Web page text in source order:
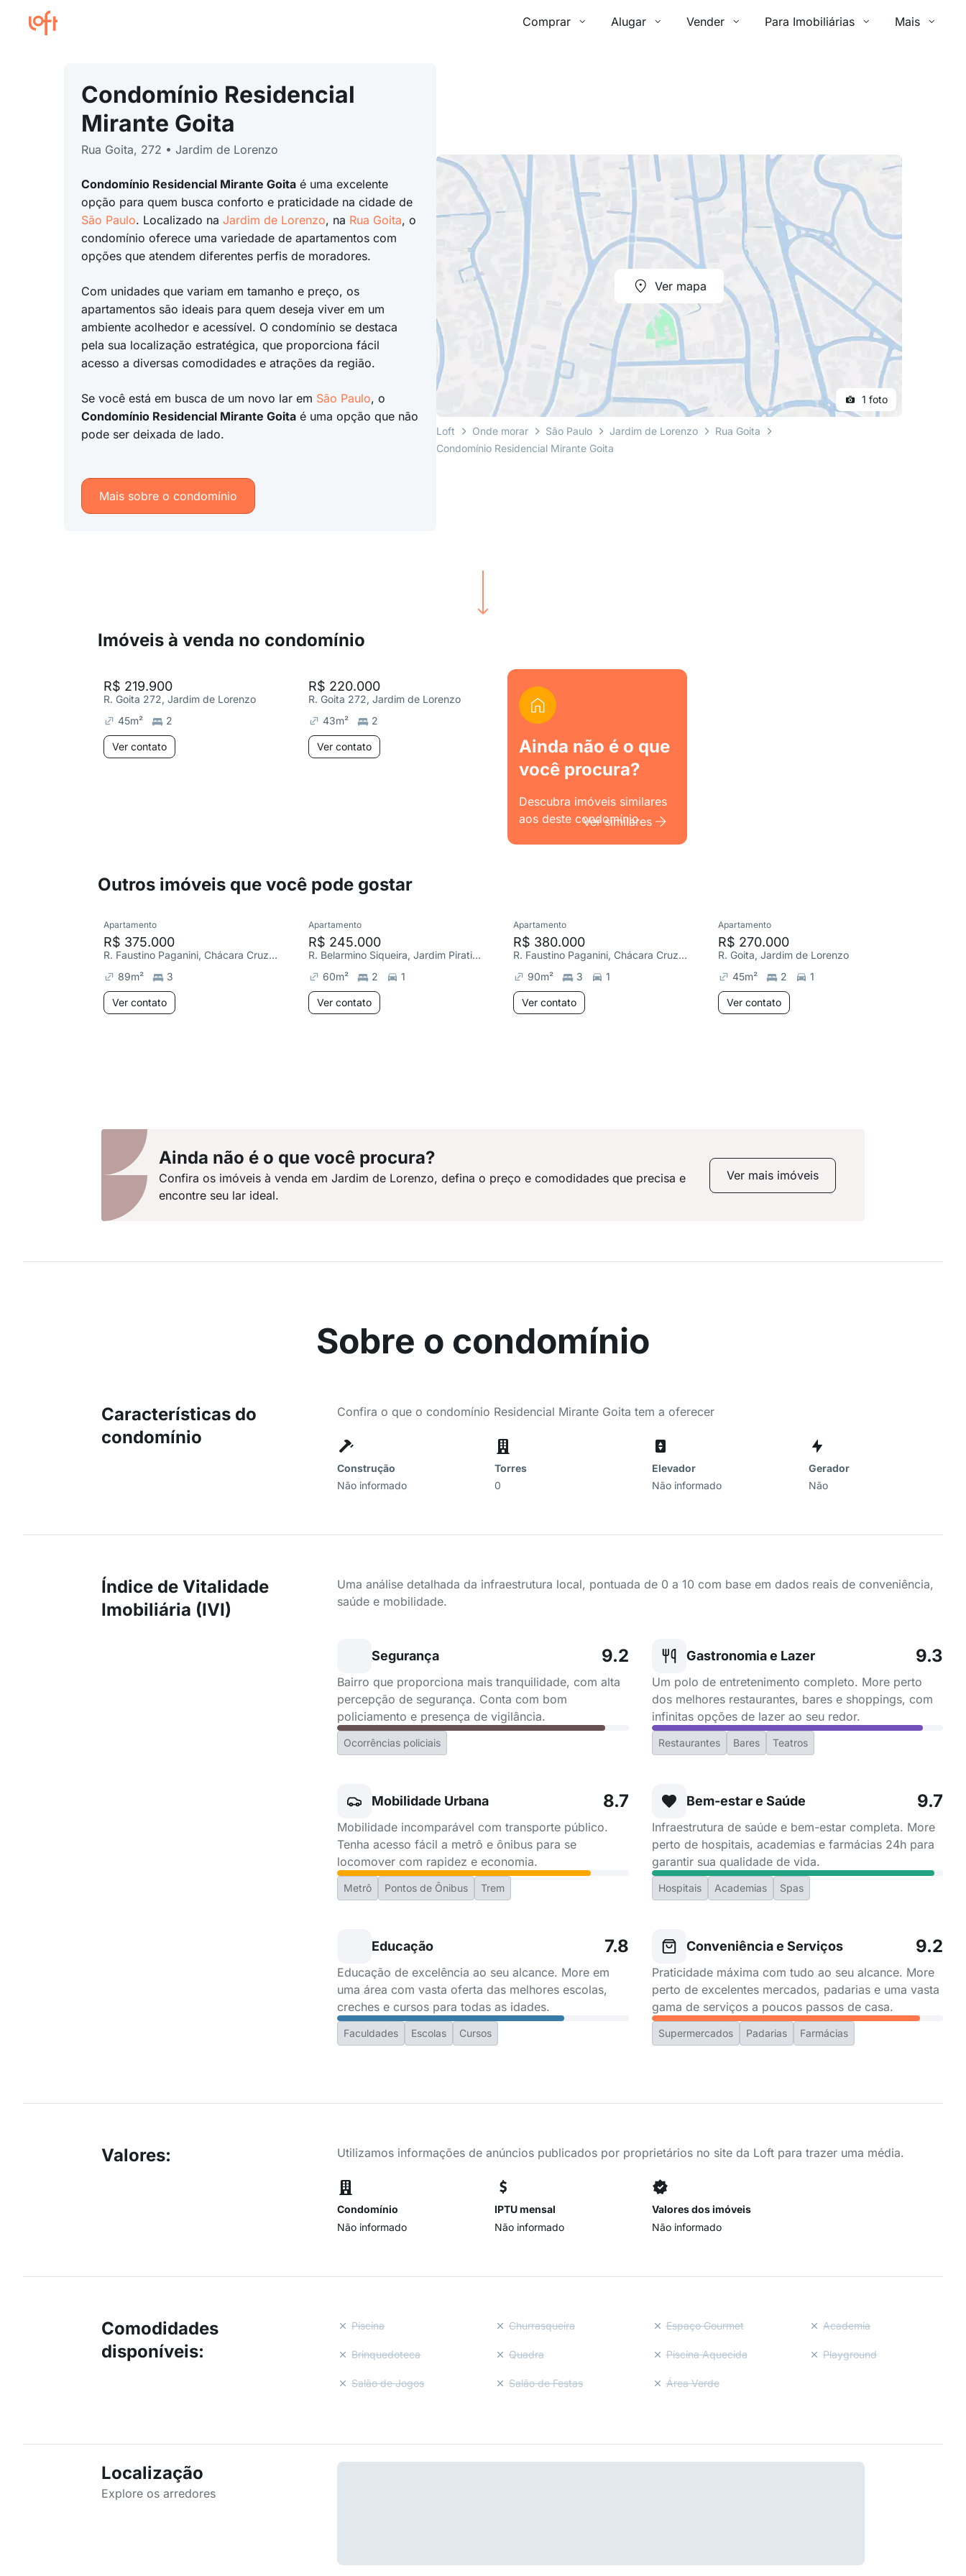
Comprar Alugar Vender Para Imobiliárias Mais
Condomínio Residencial
Mirante Goita
Rua Goita, 272 • Jardim de Lorenzo
Condomínio Residencial Mirante Goitaé uma excelente
opção para quem busca conforto e praticidade na cidade de
São Paulo. Localizado na Jardim de Lorenzo, na Rua Goita, o
condomínio oferece uma variedade de apartamentos com
opções que atendem diferentes perfis de moradores.
Com unidades que variam em tamanho e preço, os
apartamentos são ideais para quem deseja viver em um
ambiente acolhedor e acessível. O condomínio se destaca
pela sua localização estratégica, que proporciona fácil
acesso a diversas comodidades e atrações da região.
Se você está em busca de um novo lar em São Paulo, o
Condomínio Residencial Mirante Goitaé uma opção que não
pode ser deixada de lado.
Mais sobre o condomínio
Ver mapa
1 foto
Loft Onde morar São Paulo Jardim de Lorenzo
Rua Goita
Condomínio Residencial Mirante Goita
Imóveis à venda no condomínio
R$ 219.900
R. Goita 272, Jardim de Lorenzo
45m² 2
Ver contato
R$ 220.000
R. Goita 272, Jardim de Lorenzo
43m² 2
Ver contato
Ainda não é o que
você procura?
Descubra imóveis similares
aos deste condomínio.
Ver similares
Outros imóveis que você pode gostar
Apartamento
R$ 375.000
R. Faustino Paganini, Chácara Cruzeiro do Sul
89m² 3
Ver contato
Apartamento
R$ 245.000
R. Belarmino Siqueira, Jardim Piratininga
60m² 2 1
Ver contato
Apartamento
R$ 380.000
R. Faustino Paganini, Chácara Cruzeiro do Sul
90m² 3 1
Ver contato
Apartamento
R$ 270.000
R. Goita, Jardim de Lorenzo
45m² 2 1
Ver contato
Ainda não é o que você procura?
Confira os imóveis à venda em Jardim de Lorenzo, defina o preço e comodidades que precisa e
encontre seu lar ideal.
Ver mais imóveis
Sobre o condomínio
Características do
condomínio
Confira o que o condomínio Residencial Mirante Goita tem a oferecer
Construção
Não informado
Torres
0
Elevador
Não informado
Gerador
Não
Índice de Vitalidade
Imobiliária (IVI)
Uma análise detalhada da infraestrutura local, pontuada de 0 a 10 com base em dados reais de conveniência,
saúde e mobilidade.
Segurança 9.2
Bairro que proporciona mais tranquilidade, com alta
percepção de segurança. Conta com bom
policiamento e presença de vigilância.
Ocorrências policiais
Gastronomia e Lazer 9.3
Um polo de entretenimento completo. More perto
dos melhores restaurantes, bares e shoppings, com
infinitas opções de lazer ao seu redor.
Restaurantes Bares Teatros
Mobilidade Urbana 8.7
Mobilidade incomparável com transporte público.
Tenha acesso fácil a metrô e ônibus para se
locomover com rapidez e economia.
Metrô Pontos de Ônibus Trem
Bem-estar e Saúde 9.7
Infraestrutura de saúde e bem-estar completa. More
perto de hospitais, academias e farmácias 24h para
garantir sua qualidade de vida.
Hospitais Academias Spas
Educação 7.8
Educação de excelência ao seu alcance. More em
uma área com vasta oferta das melhores escolas,
creches e cursos para todas as idades.
Faculdades Escolas Cursos
Conveniência e Serviços 9.2
Praticidade máxima com tudo ao seu alcance. More
perto de excelentes mercados, padarias e uma vasta
gama de serviços a poucos passos de casa.
Supermercados Padarias Farmácias
Valores: Utilizamos informações de anúncios publicados por proprietários no site da Loft para trazer uma média.
Condomínio
Não informado
IPTU mensal
Não informado
Valores dos imóveis
Não informado
Comodidades
disponíveis:
Piscina Churrasqueira Espaço Gourmet Academia
Brinquedoteca Quadra Piscina Aquecida Playground
Salão de Jogos Salão de Festas Área Verde
Localização
Explore os arredores